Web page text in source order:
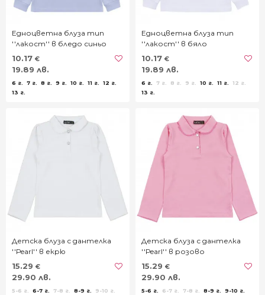
Едноцветна блуза тип
''лакост'' в бледо синьо
10.17 €
19.89 лв.
6 г. 7 г. 8 г. 9 г. 10 г. 11 г.
12 г.
13 г.
Едноцветна блуза тип
''лакост'' в бяло
10.17 €
19.89 лв.
6 г. 7 г. 8 г. 9 г. 10 г. 11 г.
12 г.
13 г.
Детска блуза с дантелка
''Рearl'' в екрю
15.29 €
29.90 лв.
5-6 г. 6-7 г. 7-8 г. 8-9 г.
9-10 г.
Детска блуза с дантелка
''Рearl'' в розово
15.29 €
29.90 лв.
5-6 г. 6-7 г. 7-8 г. 8-9 г.
9-10 г.